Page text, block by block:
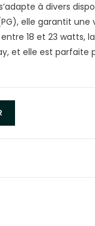
à divers
elle garantit une
18 et 23 watts,
et elle est parfaite